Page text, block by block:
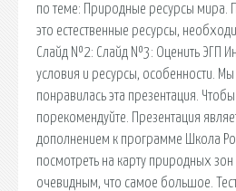
по теме: Природные ресурсы
это естественные ресурсы,
Слайд №2: Слайд №3: Оценить ЭГП
условия и ресурсы, особенности.
понравилась эта презентация. Чтобы
порекомендуйте. Презентация
дополнением к программе Школа
посмотреть на карту природных зон
очевидным, что самое большое.